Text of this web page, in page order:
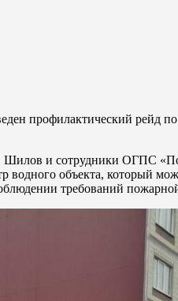
профилактический рейд
и сотрудники ОГПС
объекта, который
требований